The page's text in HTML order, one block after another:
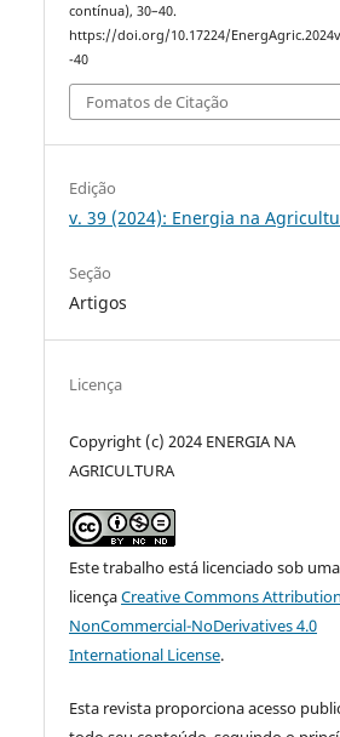
contínua), 30–40.
https://doi.org/10.17224/
-40
Fomatos de Citação
Edição
v. 39 (2024): Energia na
Seção
Artigos
Licença
Copyright (c) 2024 ENERGIA NA
AGRICULTURA
Este trabalho está licenciado sob uma
licençaCreative Commons
NonCommercial-NoDerivatives 4.0
International License.
Esta revista proporciona acesso